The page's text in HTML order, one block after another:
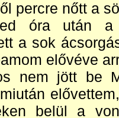
percre nőtt a
óra után
a sok
elővéve
nem jött be
belül a